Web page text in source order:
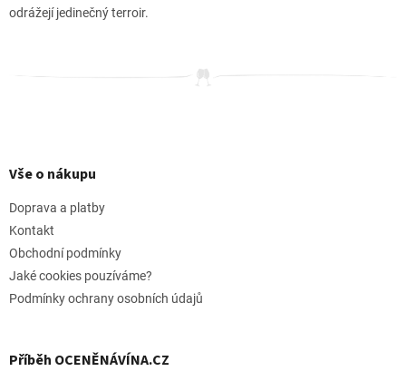
odrážejí jedinečný terroir.
pVše o nákupu
Doprava a platby
Kontakt
Obchodní podmínky
Jaké cookies pouzíváme?
Podmínky ochrany osobních údajů
Příběh OCENĚNÁVÍNA.CZ